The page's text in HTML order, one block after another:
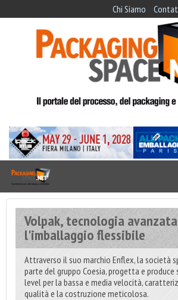
Chi Siamo
Volpak, tecnologia
l'imballaggio flessibile
Attraverso il suo marchio Enflex, la società
parte del gruppo Coesia, progetta e
level per la bassa e media velocità,
qualità e la costruzione meticolosa.